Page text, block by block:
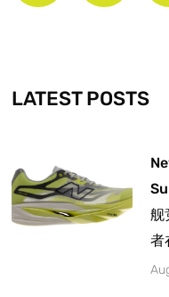
-
f
m
LATEST POSTS
舰
者